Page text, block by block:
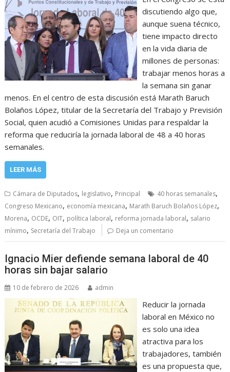
discutiendo algo que,
aunque suena técnico,
tiene impacto directo
en la vida diaria de
millones de personas:
trabajar menos horas a
la semana sin ganar
menos. En el centro de esta discusión está Marath Baruch
Bolaños López, titular de la Secretaría del Trabajo y Previsión
Social, quien acudió a Comisiones Unidas para respaldar la
reforma que reduciría la jornada laboral de 48 a 40 horas
semanales.
LEER MÁS
Cámara de Diputados, legislativo, Principal 40 horas semanales,
Congreso Mexicano, economía mexicana, Marath Baruch Bolaños López,
Morena, OCDE, OIT, política laboral, reforma jornada laboral, salario
mínimo, Secretaría del Trabajo Deja un comentario
Ignacio Mier defiende semana laboral de 40
horas sin bajar salario
10 de febrero de 2026 admin
Reducir la jornada
laboral en México no
es solo una idea
atractiva para los
trabajadores, también
es una propuesta que,